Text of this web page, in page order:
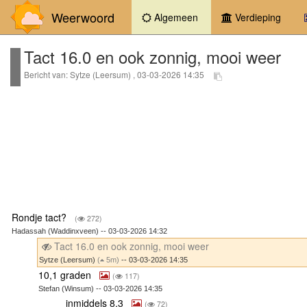
Weerwoord Algemeen (current)Verdieping
Tact 16.0 en ook zonnig, mooi weer
Bericht van: Sytze (Leersum) , 03-03-2026 14:35
Rondje tact? ( 272)
Hadassah (Waddinxveen) -- 03-03-2026 14:32
Tact 16.0 en ook zonnig, mooi weer
Sytze (Leersum)( 5m) -- 03-03-2026 14:35
10,1 graden ( 117)
Stefan (Winsum) -- 03-03-2026 14:35
inmiddels 8,3 ( 72)